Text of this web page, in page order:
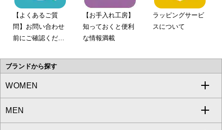
【よくあるご質
問】お問い合わせ
前にご確認くださ
【お手入れ工房】
知っておくと便利
な情報満載
ラッピングサービ
スについて
ブランドから探す
WOMEN
a.v.v
MEN